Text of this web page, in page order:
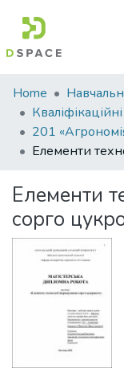
Communities
&
Collections
Statistics
Home
Елементи
сорго